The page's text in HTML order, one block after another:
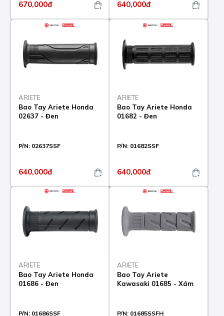
670,000đ 640,000đ
ARIETE
Bao Tay Ariete Honda
02637 - Đen
P/N: 02637SSF
640,000đ
ARIETE
Bao Tay Ariete Honda
01682 - Đen
P/N: 01682SSF
640,000đ
ARIETE
Bao Tay Ariete Honda
01686 - Đen
P/N: 01686SSF
ARIETE
Bao Tay Ariete
Kawasaki 01685 - Xám
P/N: 01685SSFH